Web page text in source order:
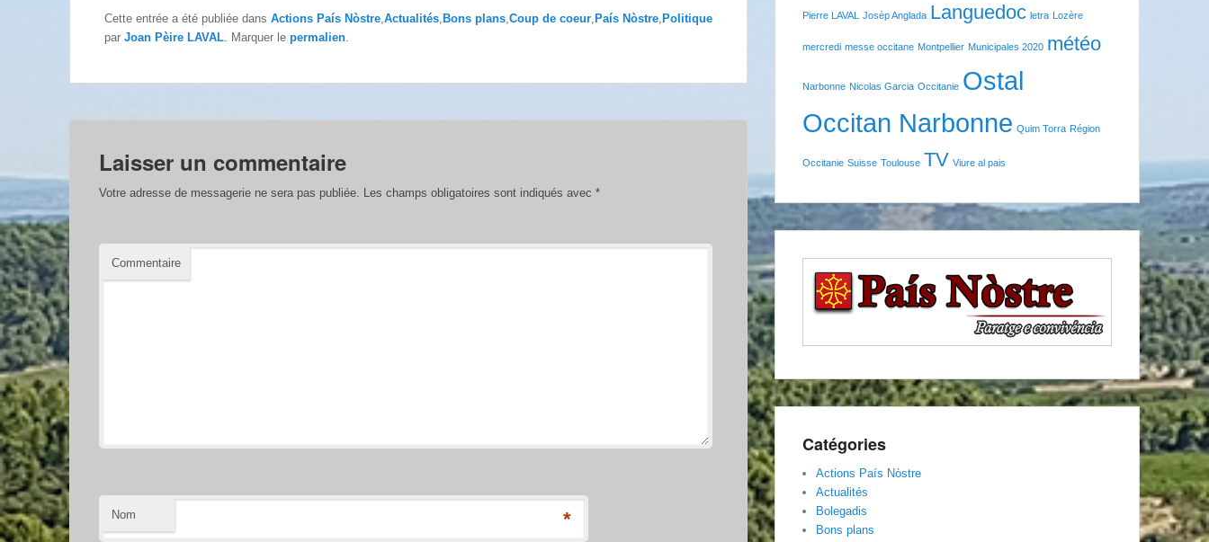
Cette entrée a été publiée dans Actions País Nòstre Actualités Bons plans Coup de coeur País Nòstre Politique
par Joan Pèire LAVAL . Marquer le permalien
Laisser un commentaire
Votre adresse de messagerie ne sera pas publiée. Les champs obligatoires sont indiqués avec *
Commentaire
Nom *
Pierre LAVAL Josèp Anglada Languedoc letra Lozère
mercredi messe occitane Montpellier Municipales 2020 météo
Narbonne Nicolas Garcia Occitanie Ostal
Occitan Narbonne Quim Torra Région
Occitanie Suisse Toulouse TV Viure al pais
Catégories
Actions País Nòstre
Actualités
Bolegadis
Bons plans